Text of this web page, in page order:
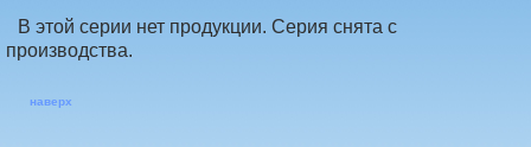
В этой серии нет продукции. Серия снята с
производства.
наверх